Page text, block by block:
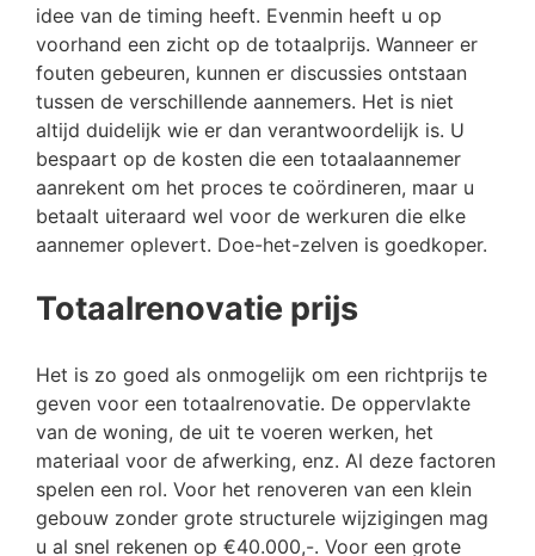
idee van de timing heeft. Evenmin heeft u op
voorhand een zicht op de totaalprijs. Wanneer er
fouten gebeuren, kunnen er discussies ontstaan
tussen de verschillende aannemers. Het is niet
altijd duidelijk wie er dan verantwoordelijk is. U
bespaart op de kosten die een totaalaannemer
aanrekent om het proces te coördineren, maar u
betaalt uiteraard wel voor de werkuren die elke
aannemer oplevert. Doe-het-zelven is goedkoper.
Totaalrenovatie prijs
Het is zo goed als onmogelijk om een richtprijs te
geven voor een totaalrenovatie. De oppervlakte
van de woning, de uit te voeren werken, het
materiaal voor de afwerking, enz. Al deze factoren
spelen een rol. Voor het renoveren van een klein
gebouw zonder grote structurele wijzigingen mag
u al snel rekenen op €40.000,-. Voor een grote